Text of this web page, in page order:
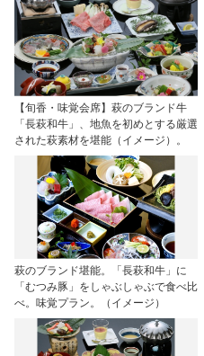
【旬香・味覚会席】萩のブランド牛
「長萩和牛」、地魚を初めとする厳選
された萩素材を堪能（イメージ）。
萩のブランド堪能。「長萩和牛」に
「むつみ豚」をしゃぶしゃぶで食べ比
べ。味覚プラン。（イメージ）